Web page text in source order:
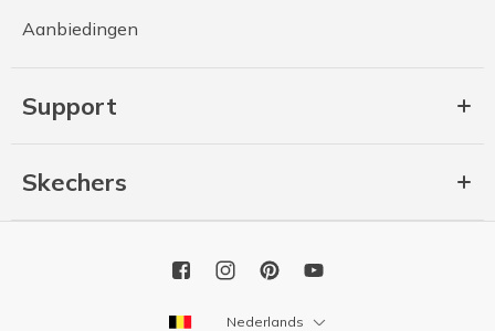
Aanbiedingen
Support
Skechers
Nederlands